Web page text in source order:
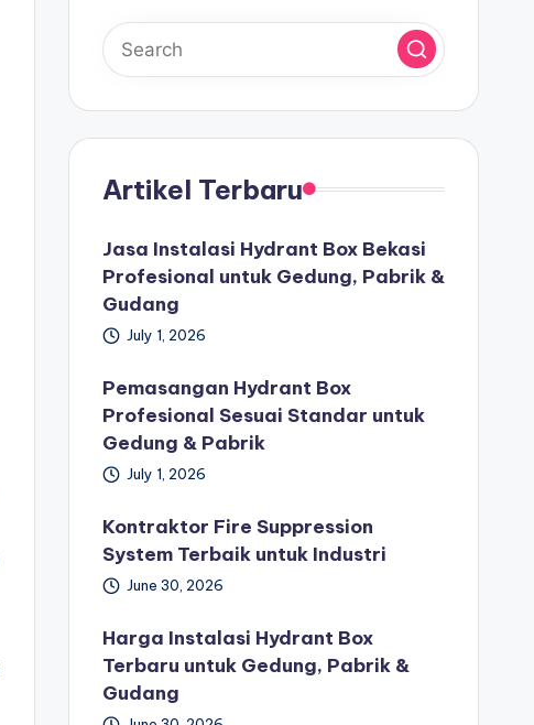
Artikel Terbaru
Jasa Instalasi Hydrant Box Bekasi
Profesional untuk Gedung, Pabrik &
Gudang
July 1, 2026
Pemasangan Hydrant Box
Profesional Sesuai Standar untuk
Gedung & Pabrik
July 1, 2026
Kontraktor Fire Suppression
System Terbaik untuk Industri
June 30, 2026
Harga Instalasi Hydrant Box
Terbaru untuk Gedung, Pabrik &
Gudang